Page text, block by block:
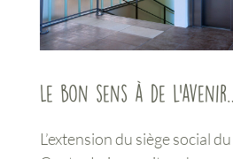
Le bon sens à de l’avenir…
L’extension du siège social